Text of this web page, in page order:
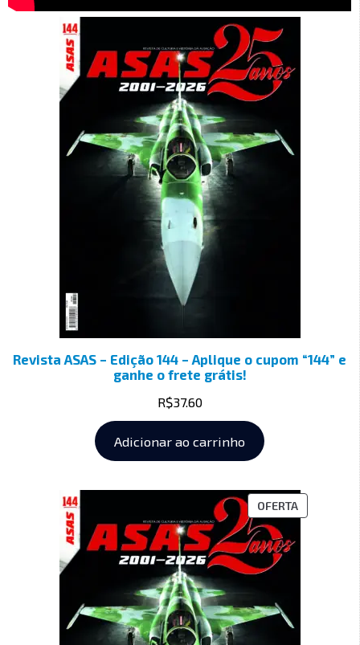
Revista ASAS – Edição 144 – Aplique o cupom “144” e
ganhe o frete grátis!
R$37.60
Adicionar ao carrinho
OFERTA